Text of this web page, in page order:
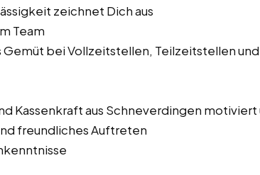
zeichnet Dich aus
Team
Gemüt bei Vollzeitstellen, Teilzeitstellen
Kassenkraft aus Schneverdingen
freundliches Auftreten